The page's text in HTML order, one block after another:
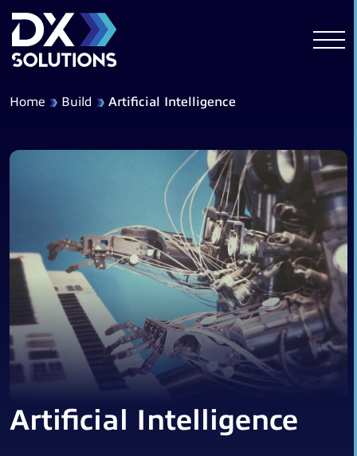
Home Build Artificial Intelligence
Artificial Intelligence